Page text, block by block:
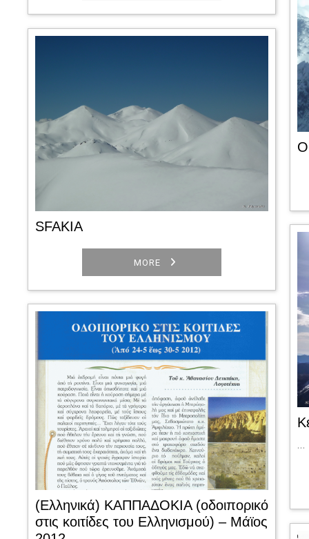
SFAKIA
MORE
…
(Ελληνικά) ΚΑΠΠΑΔΟΚΙΑ (οδοιπορικό
στις κοιτίδες του Ελληνισμού) – Μάϊος